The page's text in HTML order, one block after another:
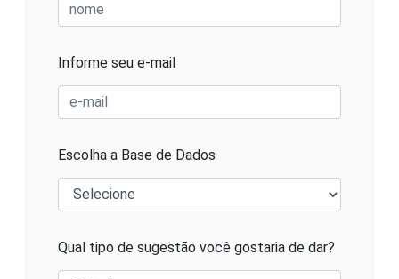
Informe seu e-mail
Escolha a Base de Dados
Qual tipo de sugestão você gostaria de dar?